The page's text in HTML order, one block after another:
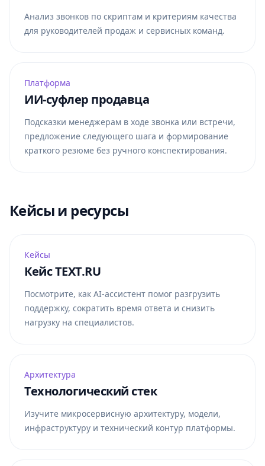
Анализ звонков по скриптам и критериям качества
для руководителей продаж и сервисных команд.
Платформа
ИИ-суфлер продавца
Подсказки менеджерам в ходе звонка или встречи,
предложение следующего шага и формирование
краткого резюме без ручного конспектирования.
Кейсы и ресурсы
Кейсы
Кейс TEXT.RU
Посмотрите, как AI-ассистент помог разгрузить
поддержку, сократить время ответа и снизить
нагрузку на специалистов.
Архитектура
Технологический стек
Изучите микросервисную архитектуру, модели,
инфраструктуру и технический контур платформы.